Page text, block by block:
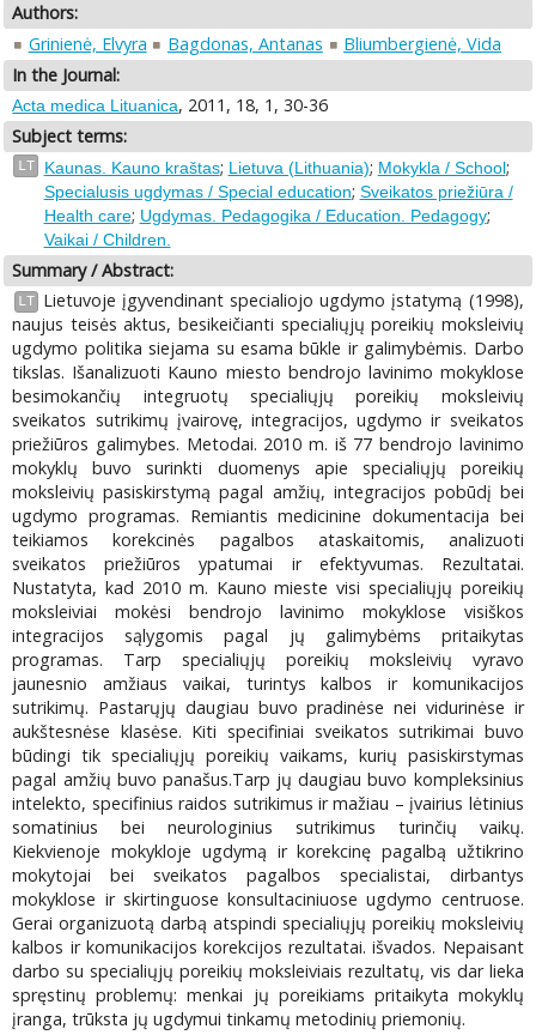
Authors:
Grinienė, Elvyra
Bagdonas, Antanas
Bliumbergienė, Vida
In the Journal:
Acta medica Lituanica, 2011, 18, 1, 30-36
Subject terms:
LT Kaunas. Kauno kraštas; Lietuva (Lithuania); Mokykla / School;
Specialusis ugdymas / Special education; Sveikatos priežiūra /
Health care; Ugdymas. Pedagogika / Education. Pedagogy;
Vaikai / Children.
Summary / Abstract:
LT
Lietuvoje įgyvendinant specialiojo ugdymo įstatymą (1998),
naujus teisės aktus, besikeičianti specialiųjų poreikių moksleivių
ugdymo politika siejama su esama būkle ir galimybėmis. Darbo
tikslas. Išanalizuoti Kauno miesto bendrojo lavinimo mokyklose
besimokančių integruotų specialiųjų poreikių moksleivių
sveikatos sutrikimų įvairovę, integracijos, ugdymo ir sveikatos
priežiūros galimybes. Metodai. 2010 m. iš 77 bendrojo lavinimo
mokyklų buvo surinkti duomenys apie specialiųjų poreikių
moksleivių pasiskirstymą pagal amžių, integracijos pobūdį bei
ugdymo programas. Remiantis medicinine dokumentacija bei
teikiamos korekcinės pagalbos ataskaitomis, analizuoti
sveikatos priežiūros ypatumai ir efektyvumas. Rezultatai.
Nustatyta, kad 2010 m. Kauno mieste visi specialiųjų poreikių
moksleiviai mokėsi bendrojo lavinimo mokyklose visiškos
integracijos sąlygomis pagal jų galimybėms pritaikytas
programas. Tarp specialiųjų poreikių moksleivių vyravo
jaunesnio amžiaus vaikai, turintys kalbos ir komunikacijos
sutrikimų. Pastarųjų daugiau buvo pradinėse nei vidurinėse ir
aukštesnėse klasėse. Kiti specifiniai sveikatos sutrikimai buvo
būdingi tik specialiųjų poreikių vaikams, kurių pasiskirstymas
pagal amžių buvo panašus.Tarp jų daugiau buvo kompleksinius
intelekto, specifinius raidos sutrikimus ir mažiau – įvairius lėtinius
somatinius bei neurologinius sutrikimus turinčių vaikų.
Kiekvienoje mokykloje ugdymą ir korekcinę pagalbą užtikrino
mokytojai bei sveikatos pagalbos specialistai, dirbantys
mokyklose ir skirtinguose konsultaciniuose ugdymo centruose.
Gerai organizuotą darbą atspindi specialiųjų poreikių moksleivių
kalbos ir komunikacijos korekcijos rezultatai. išvados. Nepaisant
darbo su specialiųjų poreikių moksleiviais rezultatų, vis dar lieka
spręstinų problemų: menkai jų poreikiams pritaikyta mokyklų
įranga, trūksta jų ugdymui tinkamų metodinių priemonių.